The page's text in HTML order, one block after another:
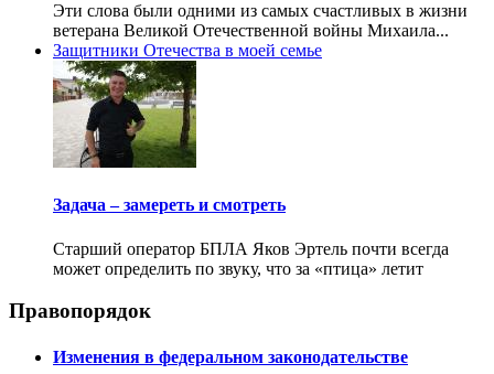
Эти слова были одними из самых счастливых в жизни
ветерана Великой Отечественной войны Михаила...
Защитники Отечества в моей семье
Задача – замереть и смотреть
Старший оператор БПЛА Яков Эртель почти всегда
может определить по звуку, что за «птица» летит
Правопорядок
Изменения в федеральном законодательстве